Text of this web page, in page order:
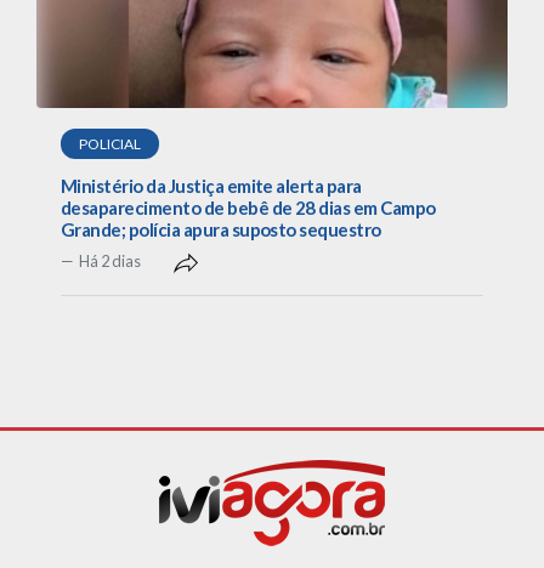
POLICIAL
Ministério da Justiça emite alerta para
desaparecimento de bebê de 28 dias em Campo
Grande; polícia apura suposto sequestro
Há 2 dias